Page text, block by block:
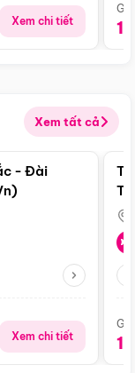
Xem chi tiết
Xem tất cả
Điểm nổi bật
- Đài
Xem chi tiết